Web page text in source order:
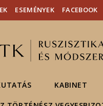
Hírek
ELTE a
ESEMÉNYEK FACEBOOK
KABINET